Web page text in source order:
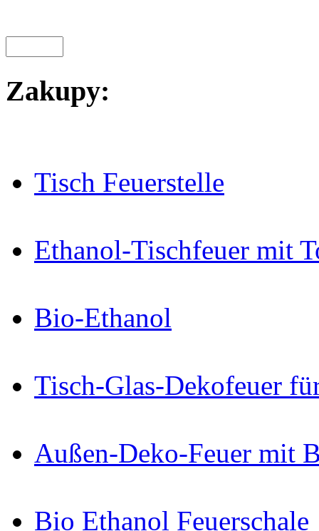
Zakupy:
Tisch Feuerstelle
Ethanol-Tischfeuer mit
Bio-Ethanol
Tisch-Glas-Dekofeuer
Außen-Deko-Feuer mit
Bio Ethanol Feuerschale